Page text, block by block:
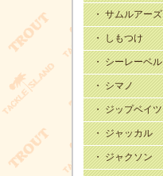
・ サムルアーズ
・ しもつけ
・ シーレーベル
・ シマノ
・ ジップベイツ
・ ジャッカル
・ ジャクソン